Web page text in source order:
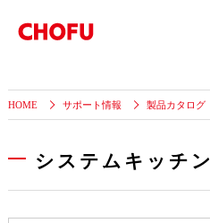
HOME サポート情報 製品カタログ
システムキッチン